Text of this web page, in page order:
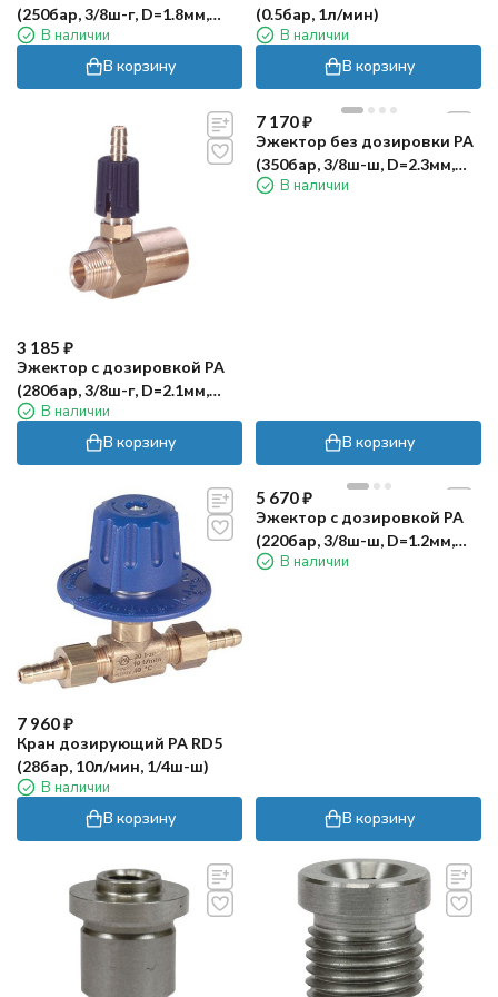
(250бар, 3/8ш-г, D=1.8мм,
нерж)В наличии
В корзину
(0.5бар, 1л/мин)
В наличии
В корзину
3 185 ₽
Эжектор с дозировкой PA
(280бар, 3/8ш-г, D=2.1мм,
лат)В наличии
В корзину
7 170₽
Эжектор без дозировки PA
(350бар, 3/8ш-ш, D=2.3мм,
нерж)В наличии
В корзину
7 960₽
Кран дозирующий PA RD5
(28бар, 10л/мин, 1/4ш-ш)
В наличии
В корзину
5 670₽
Эжектор с дозировкой PA
(220бар, 3/8ш-ш, D=1.2мм,
лат, удлин)
В наличии
В корзину